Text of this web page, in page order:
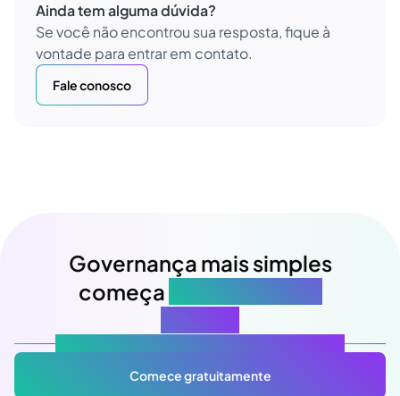
Ainda tem alguma dúvida?
Se você não encontrou sua resposta, fique à
vontade para entrar em contato.
Fale conosco
Governança mais simples
começa
Comece gratuitamente